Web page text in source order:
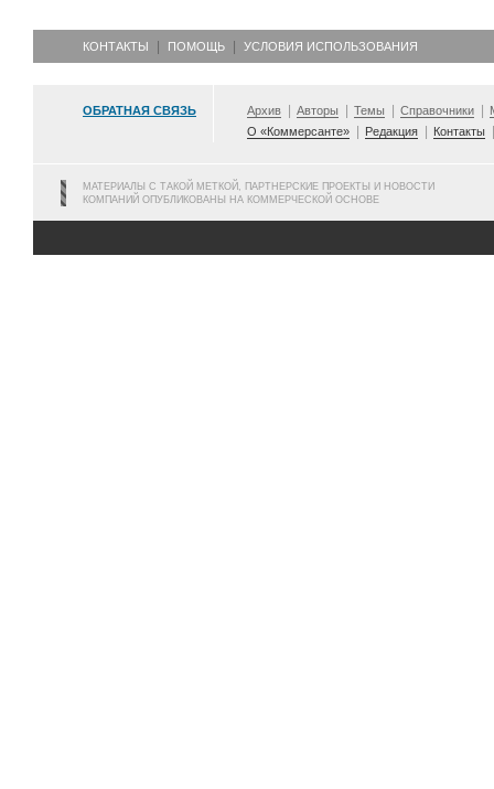
КОНТАКТЫ ПОМОЩЬ УСЛОВИЯ ИСПОЛЬЗОВАНИЯ
ОБРАТНАЯ СВЯЗЬ Архив Авторы Темы Справочники
О «Коммерсанте»
Редакция Контакты
МАТЕРИАЛЫ С ТАКОЙ МЕТКОЙ, ПАРТНЕРСКИЕ ПРОЕКТЫ И НОВОСТИ
КОМПАНИЙ ОПУБЛИКОВАНЫ НА КОММЕРЧЕСКОЙ ОСНОВЕ